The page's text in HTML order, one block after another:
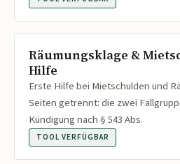
Räumungsklage &
Hilfe
Erste Hilfe bei Mietschulden und
Seiten getrennt: die zwei
Kündigung nach § 543 Abs.
TOOL VERFÜGBAR